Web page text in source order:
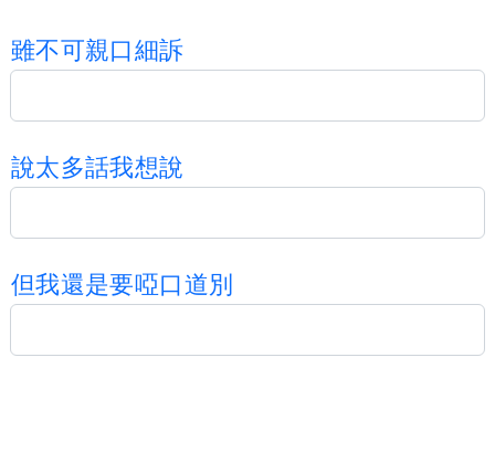
雖不可親口細訴
說太多話我想說
但我還是要啞口道別